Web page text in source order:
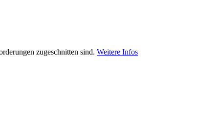
zugeschnitten sind. Weitere Infos